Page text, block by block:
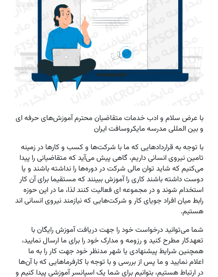
با عرض سلام و ادب خدمات متقاضیان محترم آموزش‌های حرفه ای
و بین المللی مدرسه مایکروسافت ایران
با توجه به قراردادهایی که ما با شرکت‌ها و کسب و کارها در زمینه
تامین نیروی انسانی داریم، گاهی پیش می‌آید که متقاضیانی را پیدا
می‌کنیم که شاید توان مالی شرکت در دوره‌ها را نداشته باشند و یا
دوست داشته باشند کاری را آموزش ببینند که مستقیما برای آن کار
استخدام شوند و در مجموعه ای فعالیت کنند لذا، ما در این حوزه
رابط میان افراد جویای کار و شرکت‌هایی که نیازمند نیروی انسانی اند
هستیم.
شما می‌توانید درخواست خود را جهت دریافت آموزش رایگان با
تعهدکار مطرح کنید و رزومه و مدارک خود را برای ما ارسال نمایید،
همچنین شرایط پیشنهادی یا شهر مدنظر خود جهت کار را به ما
اعلام نمایید و ما پس از بررسی و با توجه با کارفرماهایی که با آن‌ها
در ارتباط هستیم، بتوانیم برای شما یک اسپانسر آموزشی پیدا کنیم و